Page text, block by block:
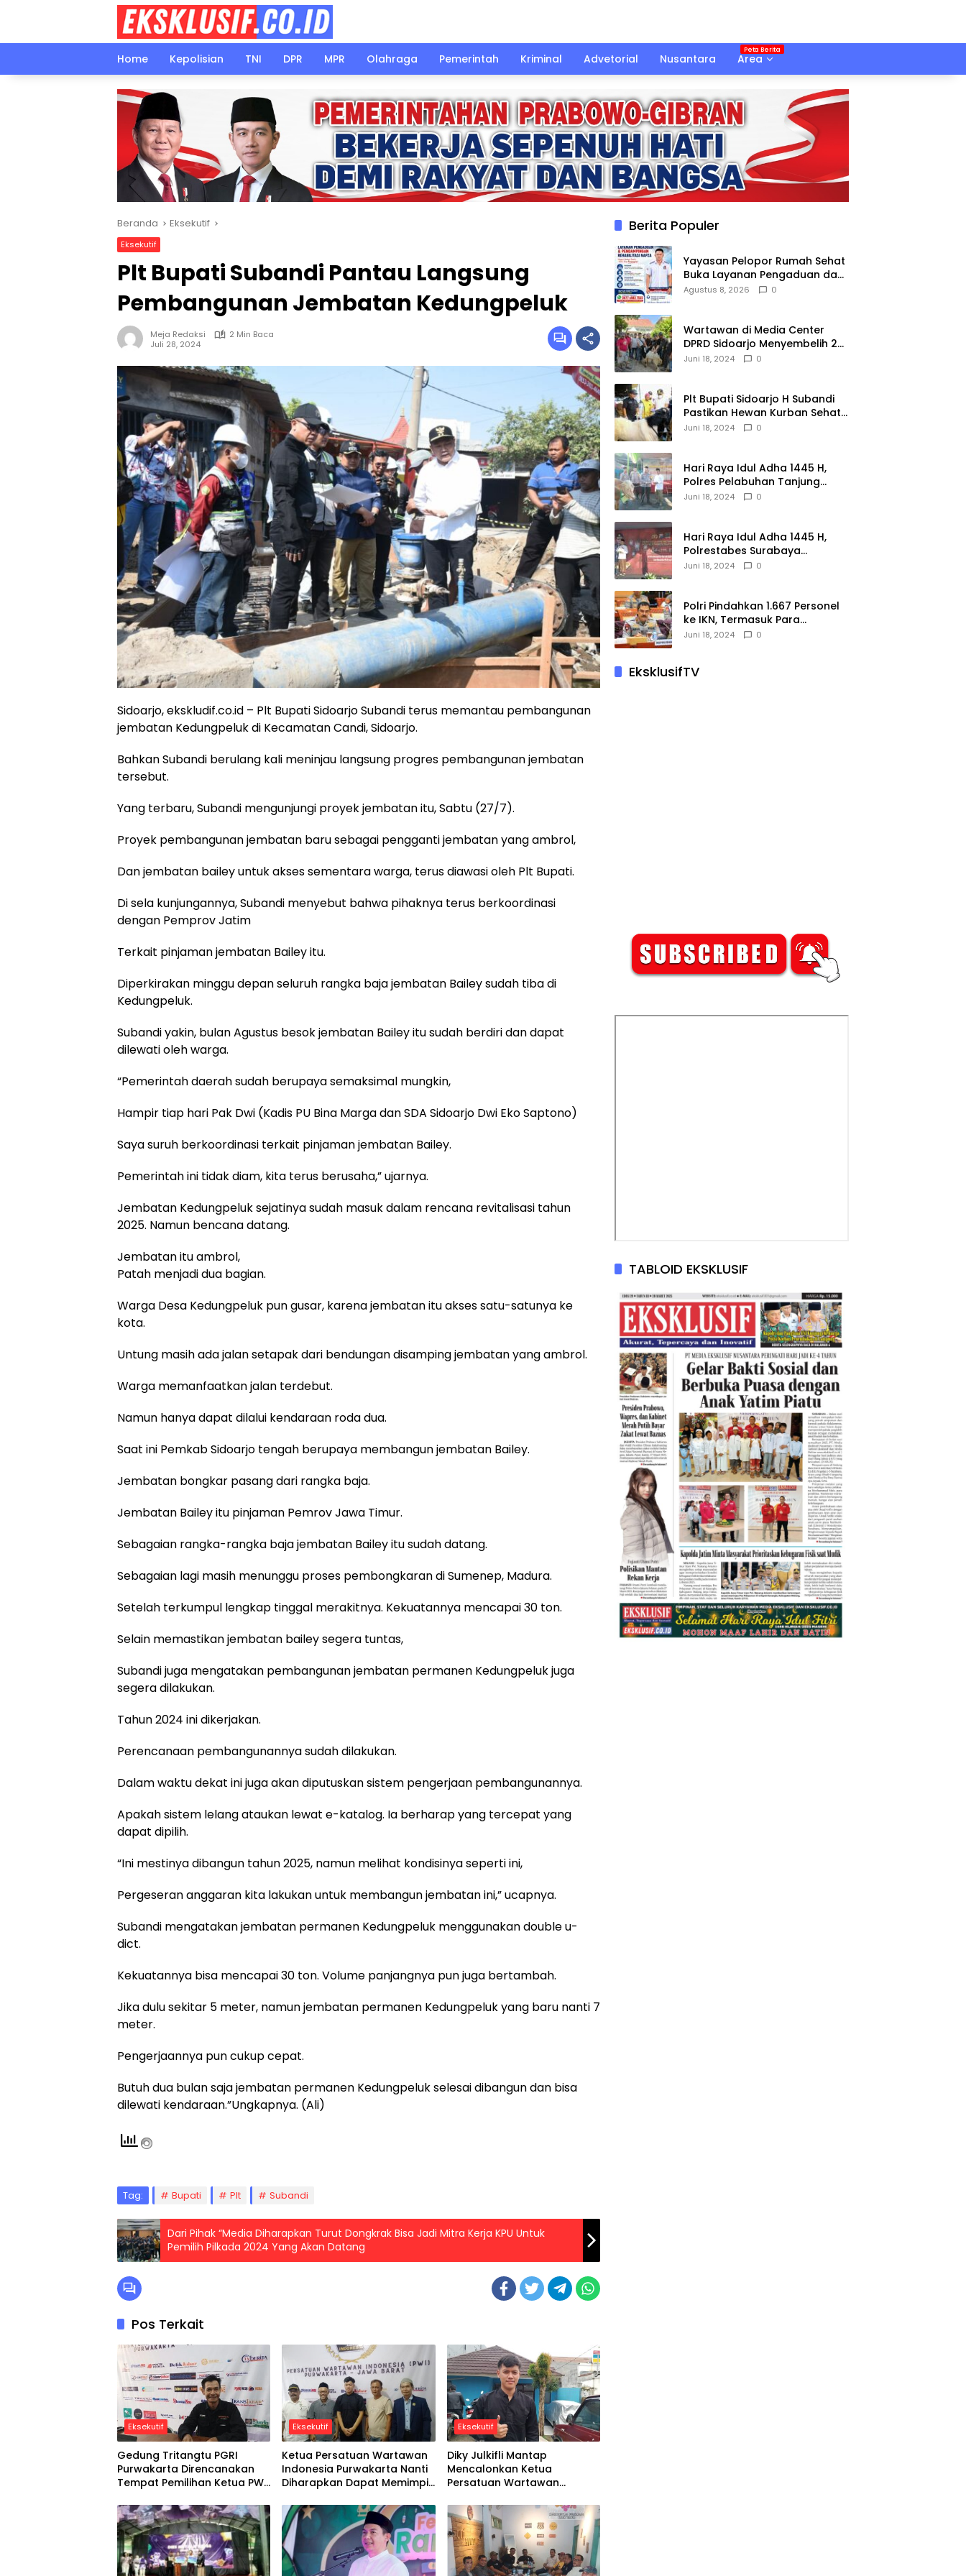
Home
Kepolisian TNI DPR MPR Olahraga Pemerintah Kriminal Advetorial Nusantara Area
Beranda Eksekutif
Eksekutif
Plt Bupati Subandi Pantau Langsung
Pembangunan Jembatan Kedungpeluk
Meja Redaksi
2 Min Baca
Juli 28, 2024
Sidoarjo, ekskludif.co.id – Plt Bupati Sidoarjo Subandi terus memantau pembangunan
jembatan Kedungpeluk di Kecamatan Candi, Sidoarjo.
Bahkan Subandi berulang kali meninjau langsung progres pembangunan jembatan
tersebut.
Yang terbaru, Subandi mengunjungi proyek jembatan itu, Sabtu (27/7).
Proyek pembangunan jembatan baru sebagai pengganti jembatan yang ambrol,
Dan jembatan bailey untuk akses sementara warga, terus diawasi oleh Plt Bupati.
Di sela kunjungannya, Subandi menyebut bahwa pihaknya terus berkoordinasi
dengan Pemprov Jatim
Terkait pinjaman jembatan Bailey itu.
Diperkirakan minggu depan seluruh rangka baja jembatan Bailey sudah tiba di
Kedungpeluk.
Subandi yakin, bulan Agustus besok jembatan Bailey itu sudah berdiri dan dapat
dilewati oleh warga.
“Pemerintah daerah sudah berupaya semaksimal mungkin,
Hampir tiap hari Pak Dwi (Kadis PU Bina Marga dan SDA Sidoarjo Dwi Eko Saptono)
Saya suruh berkoordinasi terkait pinjaman jembatan Bailey.
Pemerintah ini tidak diam, kita terus berusaha,” ujarnya.
Jembatan Kedungpeluk sejatinya sudah masuk dalam rencana revitalisasi tahun
2025. Namun bencana datang.
Jembatan itu ambrol,
Patah menjadi dua bagian.
Warga Desa Kedungpeluk pun gusar, karena jembatan itu akses satu-satunya ke
kota.
Untung masih ada jalan setapak dari bendungan disamping jembatan yang ambrol.
Warga memanfaatkan jalan terdebut.
Namun hanya dapat dilalui kendaraan roda dua.
Saat ini Pemkab Sidoarjo tengah berupaya membangun jembatan Bailey.
Jembatan bongkar pasang dari rangka baja.
Jembatan Bailey itu pinjaman Pemrov Jawa Timur.
Sebagaian rangka-rangka baja jembatan Bailey itu sudah datang.
Sebagaian lagi masih menunggu proses pembongkaran di Sumenep, Madura.
Setelah terkumpul lengkap tinggal merakitnya. Kekuatannya mencapai 30 ton.
Selain memastikan jembatan bailey segera tuntas,
Subandi juga mengatakan pembangunan jembatan permanen Kedungpeluk juga
segera dilakukan.
Tahun 2024 ini dikerjakan.
Perencanaan pembangunannya sudah dilakukan.
Dalam waktu dekat ini juga akan diputuskan sistem pengerjaan pembangunannya.
Apakah sistem lelang ataukan lewat e-katalog. Ia berharap yang tercepat yang
dapat dipilih.
“Ini mestinya dibangun tahun 2025, namun melihat kondisinya seperti ini,
Pergeseran anggaran kita lakukan untuk membangun jembatan ini,” ucapnya.
Subandi mengatakan jembatan permanen Kedungpeluk menggunakan double u-
dict.
Kekuatannya bisa mencapai 30 ton. Volume panjangnya pun juga bertambah.
Jika dulu sekitar 5 meter, namun jembatan permanen Kedungpeluk yang baru nanti 7
meter.
Pengerjaannya pun cukup cepat.
Butuh dua bulan saja jembatan permanen Kedungpeluk selesai dibangun dan bisa
dilewati kendaraan.”Ungkapnya. (Ali)
Tag: Bupati Plt Subandi
Dari Pihak “Media Diharapkan Turut Dongkrak Bisa Jadi Mitra Kerja KPU Untuk
Pemilih Pilkada 2024 Yang Akan Datang
Pos Terkait
Eksekutif
Gedung Tritangtu PGRI
Purwakarta Direncanakan
Tempat Pemilihan Ketua PWI
Eksekutif
Ketua Persatuan Wartawan
Indonesia Purwakarta Nanti
Diharapkan Dapat Memimpin
Eksekutif
Diky Julkifli Mantap
Mencalonkan Ketua
Persatuan Wartawan
Purwakarta
Berita Populer
Yayasan Pelopor Rumah Sehat
Buka Layanan Pengaduan dan
Pendampingan Rehabilitasi
Agustus 8, 2026 0
Wartawan di Media Center
DPRD Sidoarjo Menyembelih 2
Ekor Kambing
Juni 18, 2024 0
Plt Bupati Sidoarjo H Subandi
Pastikan Hewan Kurban Sehat
dan Aman
Juni 18, 2024 0
Hari Raya Idul Adha 1445 H,
Polres Pelabuhan Tanjung
Perak Salurkan 49 Hewan
Juni 18, 2024 0
Hari Raya Idul Adha 1445 H,
Polrestabes Surabaya
Menerima dan Menyalurkan
Juni 18, 2024 0
Polri Pindahkan 1.667 Personel
ke IKN, Termasuk Para
Jenderal.
Juni 18, 2024 0
EksklusifTV
TABLOID EKSKLUSIF